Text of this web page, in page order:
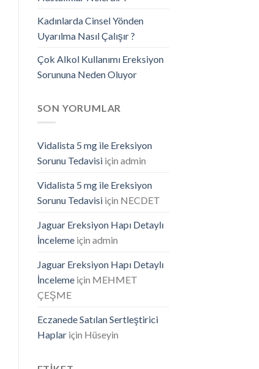
Kadınlarda Cinsel Yönden
Uyarılma Nasıl Çalışır ?
Çok Alkol Kullanımı Ereksiyon
Sorununa Neden Oluyor
SON YORUMLAR
Vidalista 5 mg ile Ereksiyon
Sorunu Tedavisiiçin admin
Vidalista 5 mg ile Ereksiyon
Sorunu Tedavisiiçin NECDET
Jaguar Ereksiyon Hapı Detaylı
İncelemeiçin admin
Jaguar Ereksiyon Hapı Detaylı
İncelemeiçin MEHMET
ÇEŞME
Eczanede Satılan Sertleştirici
Haplariçin Hüseyin